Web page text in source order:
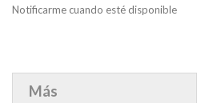
Notificarme cuando esté disponible
Más